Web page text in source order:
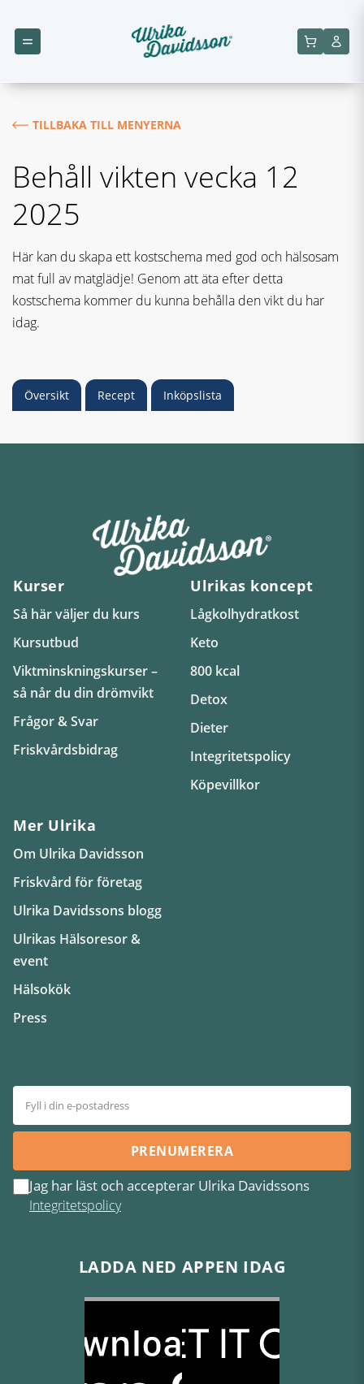
TILLBAKA TILL MENYERNA
Behåll vikten vecka 12
2025
Här kan du skapa ett kostschema med god och hälsosam
mat full av matglädje! Genom att äta efter detta
kostschema kommer du kunna behålla den vikt du har
idag.
Översikt Recept Inköpslista
Kurser
Så här väljer du kurs
Kursutbud
Viktminskningskurser –
så når du din drömvikt
Frågor & Svar
Friskvårdsbidrag
Ulrikas koncept
Lågkolhydratkost
Keto
800 kcal
Detox
Dieter
Integritetspolicy
Köpevillkor
Mer Ulrika
Om Ulrika Davidsson
Friskvård för företag
Ulrika Davidssons blogg
Ulrikas Hälsoresor &
event
Hälsokök
Press
PRENUMERERA
Jag har läst och accepterar Ulrika Davidssons
Integritetspolicy
LADDA NED APPEN IDAG